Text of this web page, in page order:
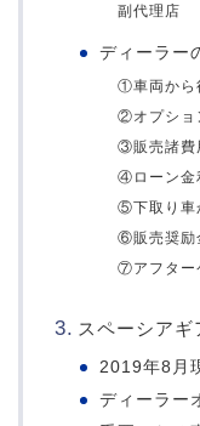
副代理店
ディーラー
①車両から
②オプショ
③販売諸費
④ローン金
⑤下取り車
⑥販売奨励
⑦アフター
スペーシアギ
2019年8月
ディーラー